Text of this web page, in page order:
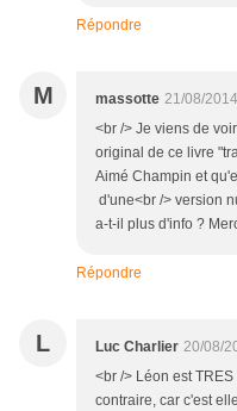
Répondre
M massotte 21/08/
<br /> Je viens de
original de ce livre
Aimé Champin et
d'une<br /> version
a-t-il plus d'info ?
Répondre
L Luc Charlier 20/08/
<br /> Léon est
contraire, car c'est